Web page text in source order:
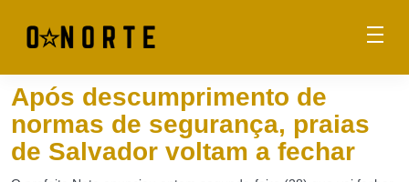
Após descumprimento de
normas de segurança, praias
de Salvador voltam a fechar